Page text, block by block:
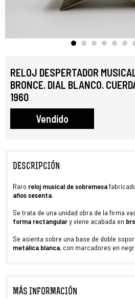
RELOJ DESPERTADOR
BRONCE. DIAL BLANCO.
1960
Vendido
DESCRIPCIÓN
Raro reloj musical de sobremesa
añossesenta.
Se trata de una unidad obra de la firma
forma rectangulary viene acabada en
Se asienta sobre una base de doble
metálica blanca, con marcadores en
MÁS INFORMACIÓN